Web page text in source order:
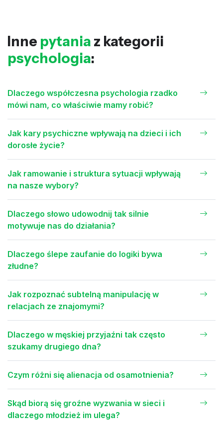
Inne pytania z kategorii
psychologia:
Dlaczego współczesna psychologia rzadko
mówi nam, co właściwie mamy robić?
Jak kary psychiczne wpływają na dzieci i ich
dorosłe życie?
Jak ramowanie i struktura sytuacji wpływają
na nasze wybory?
Dlaczego słowo udowodnij tak silnie
motywuje nas do działania?
Dlaczego ślepe zaufanie do logiki bywa
złudne?
Jak rozpoznać subtelną manipulację w
relacjach ze znajomymi?
Dlaczego w męskiej przyjaźni tak często
szukamy drugiego dna?
Czym różni się alienacja od osamotnienia?
Skąd biorą się groźne wyzwania w sieci i
dlaczego młodzież im ulega?